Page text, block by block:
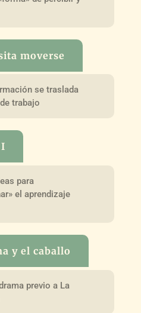
moverse
se traslada
trabajo
para
el aprendizaje
y el caballo
previo a La